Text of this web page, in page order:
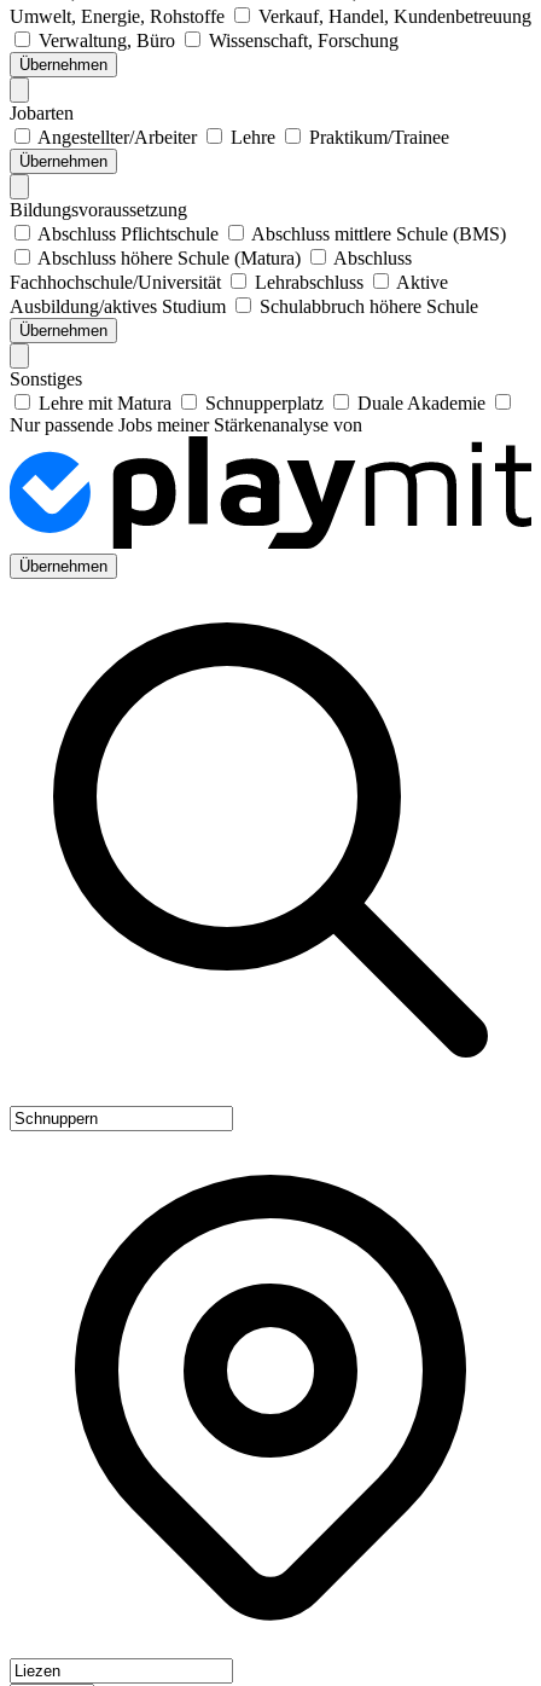
Umwelt, Energie, Rohstoffe
Verkauf, Handel, Kundenbetreuung
Verwaltung, Büro
Wissenschaft, Forschung
Übernehmen
Jobarten
Angestellter/Arbeiter
Lehre Praktikum/Trainee
Übernehmen
Bildungsvoraussetzung
Abschluss Pflichtschule
Abschluss mittlere Schule (BMS)
Abschluss höhere Schule (Matura)
Abschluss
Fachhochschule/Universität
Lehrabschluss
Aktive
Ausbildung/aktives Studium
Schulabbruch höhere Schule
Übernehmen
Sonstiges
Lehre mit Matura
Schnupperplatz
Duale Akademie
Nur passende Jobs meiner Stärkenanalyse von
Übernehmen